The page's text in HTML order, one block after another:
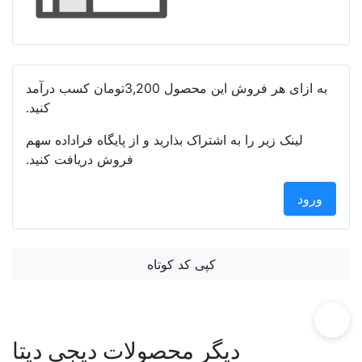
به ازای هر فروش این محصول 3,200تومان
کسب درآمد
کنید.
لینک زیر را به اشتراک بذارید و از پایگاه فراداده سهم
فروش دریافت کنید.
ورود
کپی کد کوتاه
دیگر محصولات دیجی دیتا